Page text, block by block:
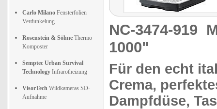
Carlo Milano Fensterfolien
Verdunkelung
Rosenstein & Söhne Thermo
Komposter
Semptec Urban Survival
Technology Infrarotheizung
VisorTech Wildkameras SD-
Aufnahme
NC-3474-919
1000"
Für den echt
Crema,
Dampfdüse,